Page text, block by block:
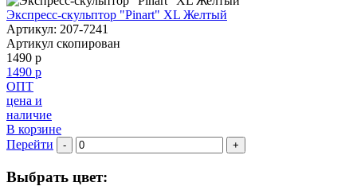
Экспресс-скульптор "Pinart" XL Желтый
Артикул: 207-7241
Артикул скопирован
1490 р
1490 р
ОПТ
цена и
наличие
В корзине
Перейти
- +
Выбрать цвет: